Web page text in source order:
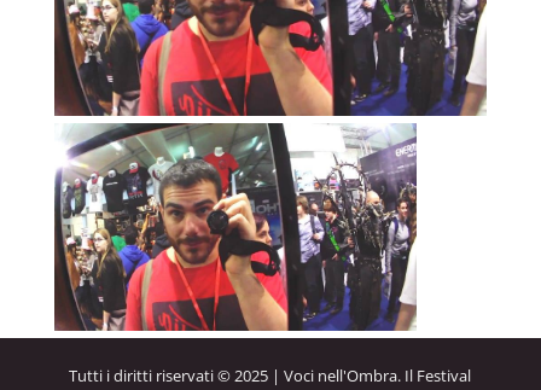
Tutti i diritti riservati © 2025 | Voci nell'Ombra. Il Festival